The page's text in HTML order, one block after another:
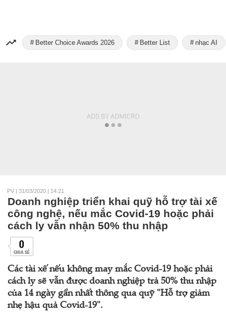
Better Choice Awards 2026 Better List nhạc AI
PV | 31/03/2020 | 14:21
Doanh nghiệp triển khai quỹ hỗ trợ tài xế
công nghệ, nếu mắc Covid-19 hoặc phải
cách ly vẫn nhận 50% thu nhập
0
CHIA SẺ
Các tài xế nếu không may mắc Covid-19 hoặc phải
cách ly sẽ vẫn được doanh nghiệp trả 50% thu nhập
của 14 ngày gần nhất thông qua quỹ "Hỗ trợ giảm
nhẹ hậu quả Covid-19".